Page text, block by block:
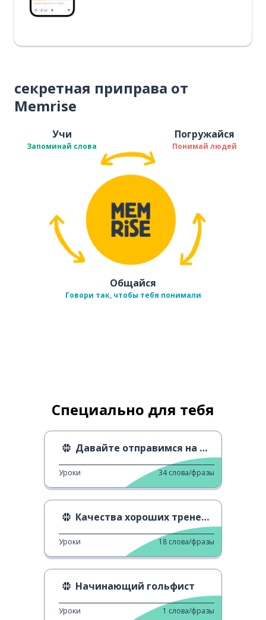
секретная приправа от
Memrise
Учи
Запоминай слова
Погружайся
Понимай людей
Общайся
Говори так, чтобы тебя понимали
Специально для тебя
Давайте отправимся на Олимпиаду в Париж
Уроки 34 слова/фразы
Качества хороших тренеров
Уроки 18 слова/фразы
Начинающий гольфист
Уроки 1 слова/фразы